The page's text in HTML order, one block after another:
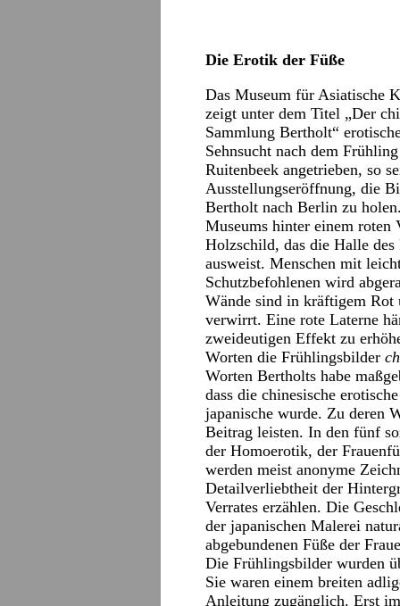
Die Erotik der Füße
Das Museum für Asiatische
zeigt unter dem Titel „Der
Sammlung Bertholt“
Sehnsucht nach dem
Ruitenbeek angetrieben, so
Ausstellungseröffnung, die
Bertholt nach Berlin zu
Museums hinter einem roten
Holzschild, das die Halle
ausweist. Menschen mit
Schutzbefohlenen wird
Wände sind in kräftigem Rot
verwirrt. Eine rote Laterne
zweideutigen Effekt zu
Worten die Frühlingsbilder
Worten Bertholts habe
dass die chinesische
japanische wurde. Zu deren
Beitrag leisten. In den fünf
der Homoerotik, der
werden meist anonyme
Detailverliebtheit der
Verrates erzählen. Die
der japanischen Malerei
abgebundenen Füße der
Die Frühlingsbilder wurden
Sie waren einem breiten
Anleitung zugänglich. Erst